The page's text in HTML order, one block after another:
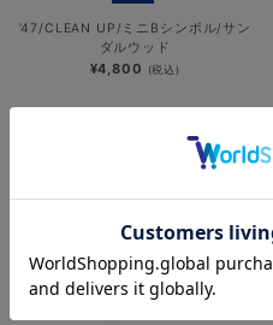
’47/CLEAN UP/ミニBシンボル/サン
ダルウッド
¥4,800 (税込)